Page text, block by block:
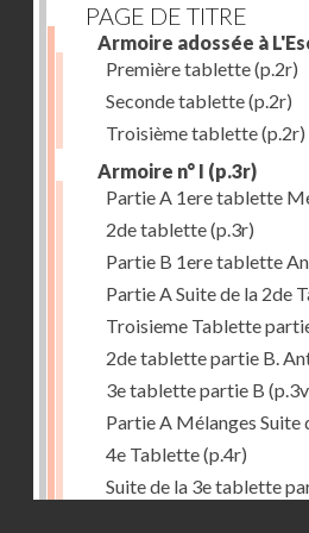
PAGE DE TITRE
Armoire adossée à
Première tablette(p.2r)
Seconde tablette(p.2r)
Troisième tablette(p.2r)
Armoire n° I (p.3r)
Partie A 1ere tablette
2de tablette(p.3r)
Partie B 1ere tablette
Partie A Suite de la 2de
Troisieme Tablette
2de tablette partie B.
3e tablette partie B
Partie A Mélanges Suite
4e Tablette(p.4r)
Suite de la 3e tablette